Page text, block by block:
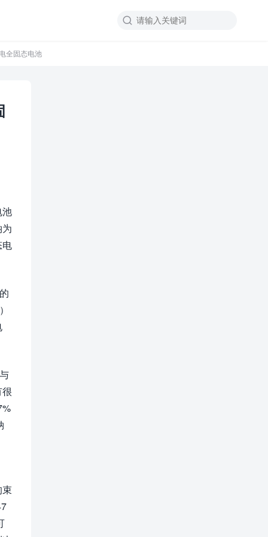

全固态电池